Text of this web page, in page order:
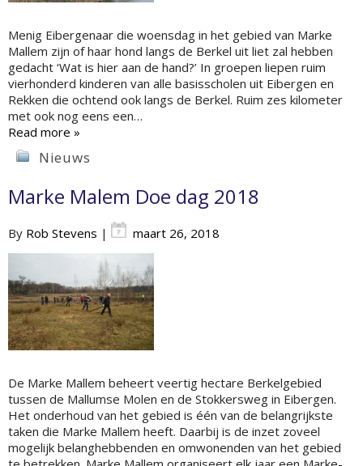
Menig Eibergenaar die woensdag in het gebied van Marke
Mallem zijn of haar hond langs de Berkel uit liet zal hebben
gedacht ‘Wat is hier aan de hand?’ In groepen liepen ruim
vierhonderd kinderen van alle basisscholen uit Eibergen en
Rekken die ochtend ook langs de Berkel. Ruim zes kilometer
met ook nog eens een…
Read more »
Nieuws
Marke Malem Doe dag 2018
By Rob Stevens | maart 26, 2018
De Marke Mallem beheert veertig hectare Berkelgebied
tussen de Mallumse Molen en de Stokkersweg in Eibergen.
Het onderhoud van het gebied is één van de belangrijkste
taken die Marke Mallem heeft. Daarbij is de inzet zoveel
mogelijk belanghebbenden en omwonenden van het gebied